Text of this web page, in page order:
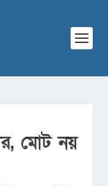
মোট নয়